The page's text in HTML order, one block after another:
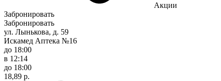
Акции
Забронировать
Забронировать
ул. Лынькова, д. 59
Искамед Аптека №16
до 18:00
в 12:14
до 18:00
18,89 р.